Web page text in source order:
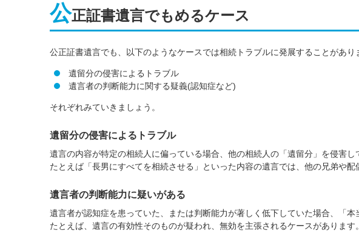
公正証書遺言でもめるケース
公正証書遺言でも、以下のようなケースでは相続トラブルに発展することがあり
遺留分の侵害によるトラブル
遺言者の判断能力に関する疑義(認知症など)
それぞれみていきましょう。
遺留分の侵害によるトラブル
遺言の内容が特定の相続人に偏っている場合、他の相続人の「遺留分」を侵害し
たとえば「長男にすべてを相続させる」といった内容の遺言では、他の兄弟や
遺言者の判断能力に疑いがある
遺言者が認知症を患っていた、または判断能力が著しく低下していた場合、「
たとえば、遺言の有効性そのものが疑われ、無効を主張されるケースがあります。